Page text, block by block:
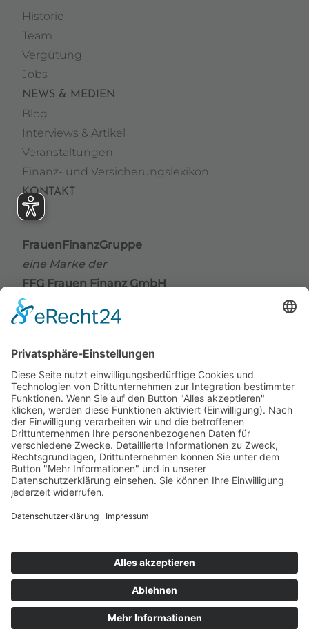
Historie
Team
Vergütung
Jobs
NEWS & MEDIEN
Blog
Interviews & Artikel
Veranstaltungen
Finanz- und Versicherungslexikon
KONTAKT
FrauenFinanzGruppe
eine Marke der
FFG Frauen Finanz GmbH
Grindelallee 176
20144 Hamburg
Telefax +49 (0) 40 / 41 42 66 68
E-Mailinfo@frauenfinanzgruppe.de
Internetwww.frauenfinanzgruppe.de
Öffnungszeiten
Mo - Do 10:00 - 18:00 Uhr
Fr 10:00 - 16:00 Uhr
Beratung nur nach Terminvereinbarung.
DATENSCHUTZ
JOBS